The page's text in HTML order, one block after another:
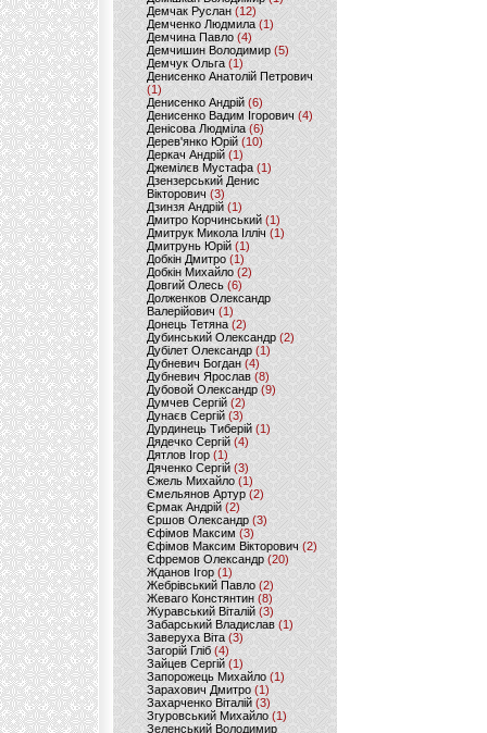
Демчак Руслан (12)
Демченко Людмила (1)
Демчина Павло (4)
Демчишин Володимир (5)
Демчук Ольга(1)
Денисенко Анатолій Петрович
(1)
Денисенко Андрій (6)
Денисенко Вадим Ігорович (4)
Денісова Людміла(6)
Дерев'янко Юрій(10)
Деркач Андрій(1)
Джемілєв Мустафа (1)
Дзензерський Денис
Вікторович (3)
Дзинзя Андрій (1)
Дмитро Корчинський (1)
Дмитрук Микола Ілліч (1)
Дмитрунь Юрій (1)
Добкін Дмитро(1)
Добкін Михайло (2)
Довгий Олесь (6)
Долженков Олександр
Валерійович (1)
Донець Тетяна (2)
Дубинський Олександр(2)
Дубілет Олександр (1)
Дубневич Богдан (4)
Дубневич Ярослав (8)
Дубовой Олександр(9)
Думчев Сергій (2)
Дунаєв Сергій(3)
Дурдинець Тиберій (1)
Дядечко Сергій (4)
Дятлов Ігор (1)
Дяченко Сергій (3)
Єжель Михайло (1)
Ємельянов Артур (2)
Єрмак Андрій (2)
Єршов Олександр (3)
Єфімов Максим (3)
Єфімов Максим Вікторович (2)
Єфремов Олександр (20)
Жданов Ігор (1)
Жебрівський Павло (2)
Жеваго Констянтин (8)
Журавський Віталій (3)
Забарський Владислав (1)
Заверуха Віта (3)
Загорій Гліб (4)
Зайцев Сергій(1)
Запорожець Михайло (1)
Зарахович Дмитро (1)
Захарченко Віталій (3)
Згуровський Михайло (1)
Зеленський Володимир